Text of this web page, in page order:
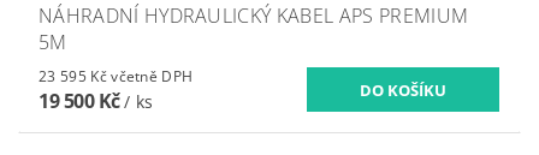
NÁHRADNÍ HYDRAULICKÝ KABEL APS PREMIUM
5M
23 595 Kč včetně DPH
19 500 Kč/ ks